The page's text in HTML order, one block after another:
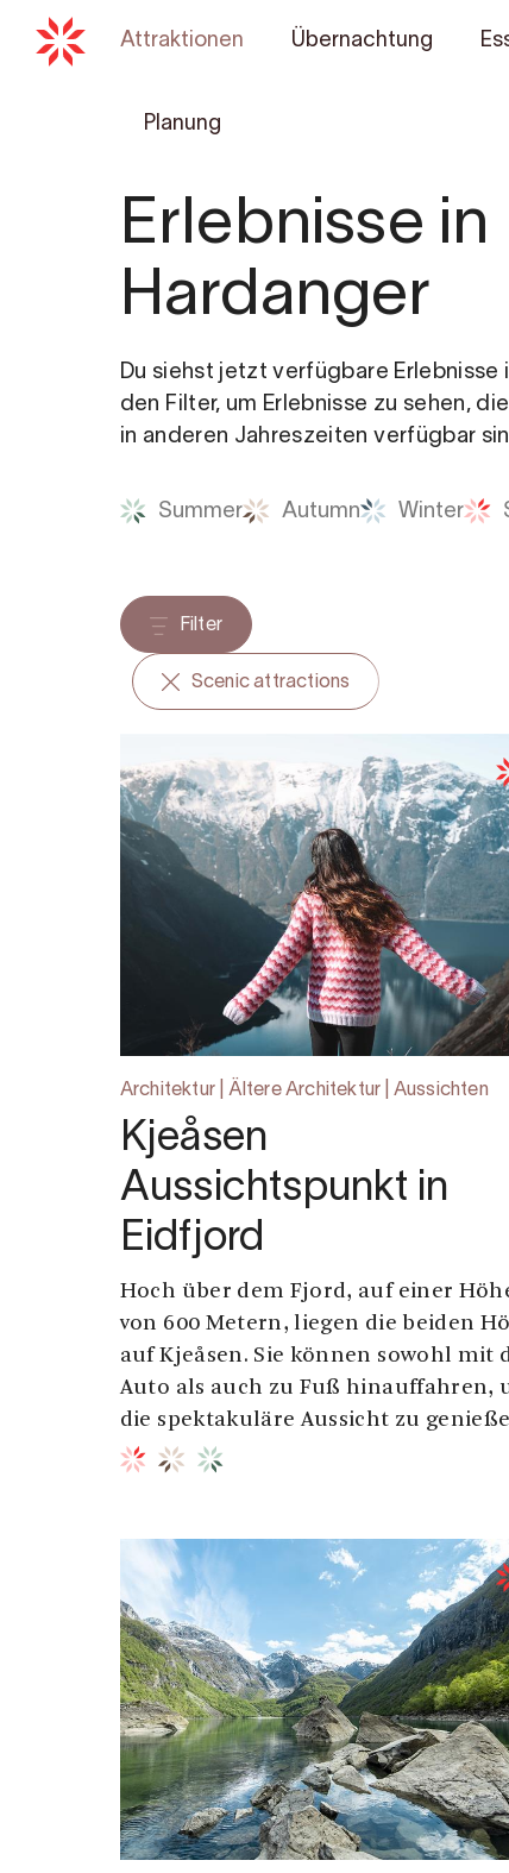
Attraktionen Übernachtung
Planung
Erlebnisse in
Hardanger
Du siehst jetzt verfügbare Erlebnisse
den Filter, um Erlebnisse zu sehen,
in anderen Jahreszeiten verfügbar
Summer Autumn Winter
Filter
Scenic attractions
Architektur | Ältere Architektur | Aussichten
Kjeåsen
Aussichtspunkt in
Eidfjord
Hoch über dem Fjord, auf einer
von 600 Metern, liegen die beiden
auf Kjeåsen. Sie können sowohl mit
Auto als auch zu Fuß hinauffahren,
die spektakuläre Aussicht zu